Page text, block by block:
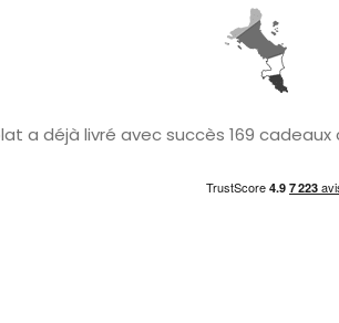
a déjà livré avec succès 169